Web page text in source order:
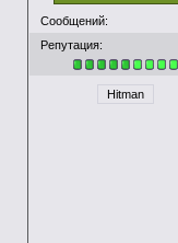
Сообщений:
Репутация:
Hitman